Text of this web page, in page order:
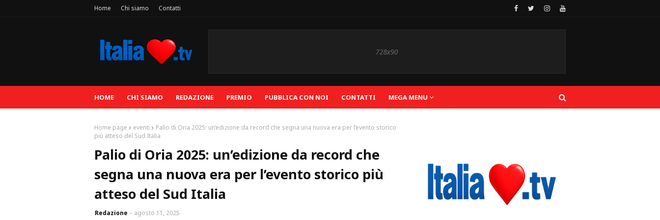
Home Chi siamo Contatti
HOME CHI SIAMO REDAZIONE PREMIO PUBBLICA CON NOI CONTATTI MEGA MENU
Home page eventi
Palio di Oria 2025: un’edizione da record che segna una nuova era per l’evento storico
più atteso del Sud Italia
Palio di Oria 2025: un’edizione da record che
segna una nuova era per l’evento storico più
atteso del Sud Italia
Redazione agosto 11, 2025